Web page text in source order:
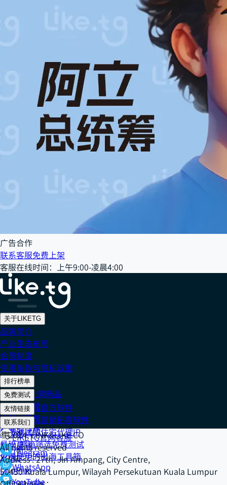
广告合作
联系客服免费上架
客服在线时间： 上午9:00-凌晨4:00
关于LIKETG
品牌简介
产业生态布局
会员制度
使用条款与隐私政策
排行榜单
202608 上架新品
社交媒体榜
全球地区榜
全网好评榜
免费测试
免费测试的官方软件
免费测试的营销拓客软件
免费测试的住宅代理IP
号码/邮箱筛选免费测试
免费使用的出海工具箱
友情链接
Cake IP
918 IP
数字星球
XONE
DuoPlus
Salesmartly
联系我们
LIKETG官网客服
Telegram
WhatsApp
YouTube
© 2024, LINK&LIKE.CO
All rights reserved
Address : 27th, Jln Ampang, City Centre,
50450 Kuala Lumpur, Wilayah Persekutuan Kuala Lumpur